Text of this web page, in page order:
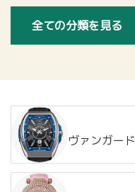
全ての分類を見る
ヴァンガード